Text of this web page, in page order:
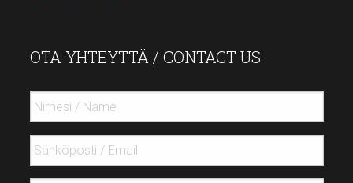
OTA YHTEYTTÄ / CONTACT US